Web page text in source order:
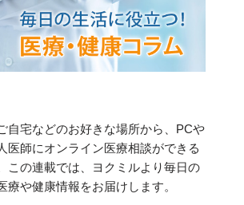
自宅などのお好きな場所から、PCや
医師にオンライン医療相談ができる
この連載では、ヨクミルより毎日の
療や健康情報をお届けします。